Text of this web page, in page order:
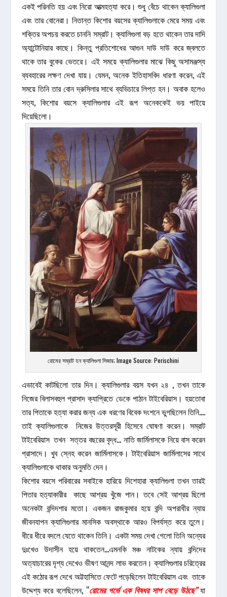
একই পরিনতি হয় এবং নিরো আত্মহত্যা করে। শুধু বেঁচে থাকেন ক্যালিগুলা
এবং তার বোনেরা। নিতান্ত কিশোর বয়সের ক্যালিগুলাকে মেরে সময় এবং
শক্তির অপচয় করতে চাননি সম্রাট। ক্যালিগুলা বড় হতে থাকেন তার দাদি
অ্যান্টোনিয়ার কাছে। কিন্তু প্রতিশোধের আগুন দাউ দাউ করে জ্বলতে
থাকে তার বুকের ভেতরে। এই সময়ে ক্যালিগুলার মাঝে কিছু অসামঞ্জস্য
ব্যবহারের লক্ষণ দেখা যায়। যেমন, অনেক ইতিহাসবিদ ধারণা করেন, এই
সময়ে তিনি তার বোন দ্রুসিলার সাথে ব্যভিচারে লিপ্ত হন। অবাক হলেও
সত্য, কিশোর বয়সে ক্যালিগুলার এই রূপ অনেককেই ভয় পাইয়ে
দিয়েছিলো।
রোমের সম্রাট হন ক্যালিগুলা সিজার; Image Source: Perischini
এভাবেই কাটছিলো তার দিন। ক্যালিগুলার বয়স যখন ২৪ , তখন তাকে
নিজের বিলাসবহুল প্রাসাদ ক্যাপ্রিতে ডেকে পাঠান টাইবেরিয়াস। হয়তোবা
তার পিতাকে হত্যা করার জন্য এক ধরণের বিবেক দংশনে ভুগছিলেন তিনি….
তাই ক্যালিগুলাকে নিজের উত্তরসূরী হিসেবে ঘোষণা করেন। সম্রাট
টাইবেরিয়াস তখন সত্তর বছরের বৃদ্ধ… নাতি জার্মিলাসকে নিয়ে বাস করেন
প্রাসাদে। খুব স্নেহ করেন জার্মিলাসকে। টাইবেরিয়াস জার্মিলাসের সাথে
ক্যালিগুলাকে থাকার অনুমতি দেন।
কিশোর বয়সে পরিবারের সবাইকে হারিয়ে দিশেহারা ক্যালিগুলা তখন তারই
পিতার হত্যাকারীর কাছে আশ্রয় খুঁজে পান। তবে সেই আশ্রয় ছিলো
অনেকটা বন্দিদশার মতো। একজন রাজকুমার হয়ে বন্দি অপরাধীর ন্যায়
জীবনযাপন ক্যালিগুলার মানসিক অবস্থাকে আরও বিপর্যস্ত করে তুলে।
ধীরে ধীরে বদলে যেতে থাকেন তিনি। একটা সময় দেখা গেলো তিনি অন্যের
দুঃখেও উদাসীন হয়ে থাকতেন…এমনকি মঞ্চ নাটকের ন্যায় বন্দিদের
অত্যাচারের দৃশ্য দেখেও ভীষণ আনন্দ লাভ করতেন। ক্যালিগুলার চরিত্রের
এই কঠোর রূপ দেখে অট্টহাসিতে ফেটে পড়েছিলেন টাইবেরিয়াস এবং তাকে
উদ্দেশ্য করে বলেছিলেন, “রোমের গর্ভে এক বিষধর সাপ বেড়ে উঠছে”যা